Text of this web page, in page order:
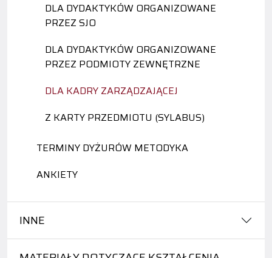
DLA DYDAKTYKÓW ORGANIZOWANE
PRZEZ SJO
DLA DYDAKTYKÓW ORGANIZOWANE
PRZEZ PODMIOTY ZEWNĘTRZNE
DLA KADRY ZARZĄDZAJĄCEJ
Z KARTY PRZEDMIOTU (SYLABUS)
TERMINY DYŻURÓW METODYKA
ANKIETY
INNE